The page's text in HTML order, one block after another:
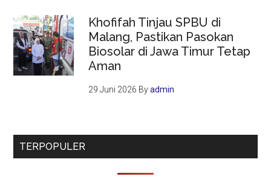
Khofifah Tinjau SPBU di
Malang, Pastikan Pasokan
Biosolar di Jawa Timur Tetap
Aman
29 Juni 2026 Byadmin
TERPOPULER